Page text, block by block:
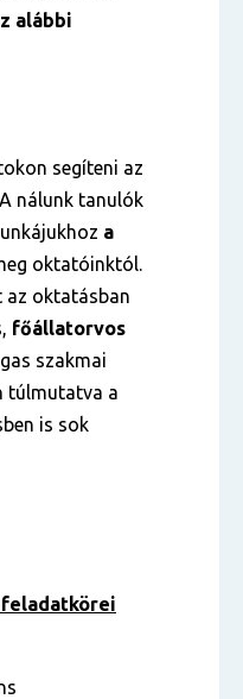
alábbi
segíteni az
nálunk tanulók
a
oktatóinktól.
az oktatásban
főállatorvos
szakmai
túlmutatva a
is sok